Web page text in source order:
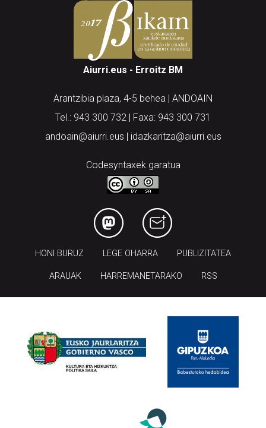
Aiurri.eus - Erroitz BM
Arantzibia plaza, 4-5 behea | ANDOAIN
Tel.: 943 300 732 | Faxa: 943 300 731
andoain@aiurri.eus | idazkaritza@aiurri.eus
Codesyntaxek garatua
HONI BURUZ LEGE OHARRA PUBLIZITATEA
ARAUAK HARREMANETARAKO RSS